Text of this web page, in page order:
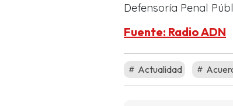
Defensoría Penal
Fuente: Radio ADN
Actualidad